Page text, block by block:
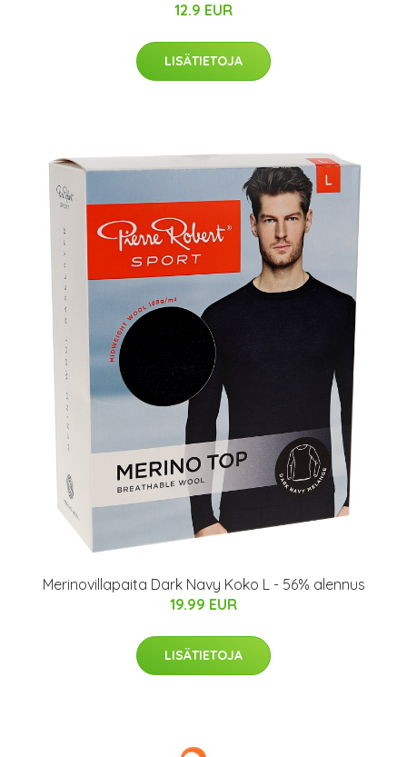
12.9 EUR
LISÄTIETOJA
Merinovillapaita Dark Navy Koko L - 56% alennus
19.99 EUR
LISÄTIETOJA